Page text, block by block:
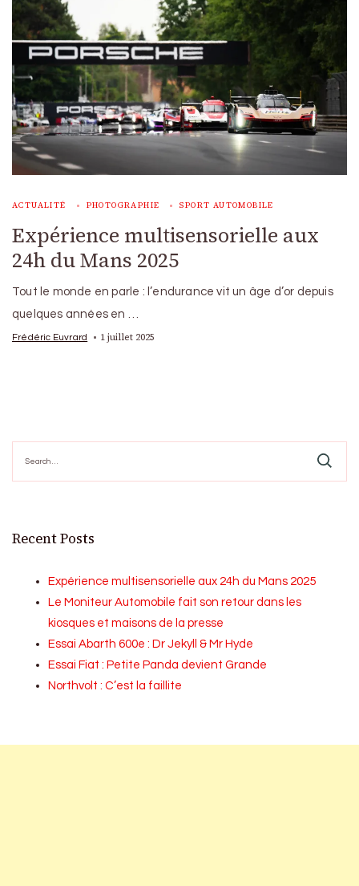
ACTUALITÉ PHOTOGRAPHIE SPORT AUTOMOBILE
Expérience multisensorielle aux
24h du Mans 2025
Tout le monde en parle : l’endurance vit un âge d’or depuis
quelques années en …
Frédéric Euvrard 1 juillet 2025
for:
Recent Posts
Expérience multisensorielle aux 24h du Mans 2025
Le Moniteur Automobile fait son retour dans les
kiosques et maisons de la presse
Essai Abarth 600e : Dr Jekyll & Mr Hyde
Essai Fiat : Petite Panda devient Grande
Northvolt : C’est la faillite